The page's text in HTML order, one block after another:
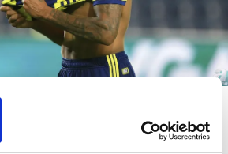
oyuncusu Luiz Gustavo'yu gelen
kararı alan
da fiyatını 15 milyon euro